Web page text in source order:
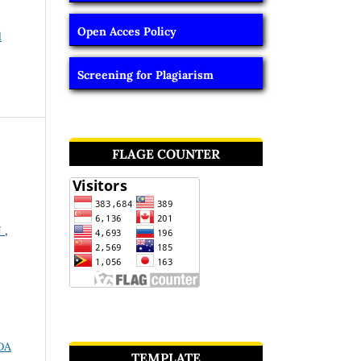
,
Open Acces Policy
Screening for Plagiarism
FLAGE COUNTER
TEMPLATE